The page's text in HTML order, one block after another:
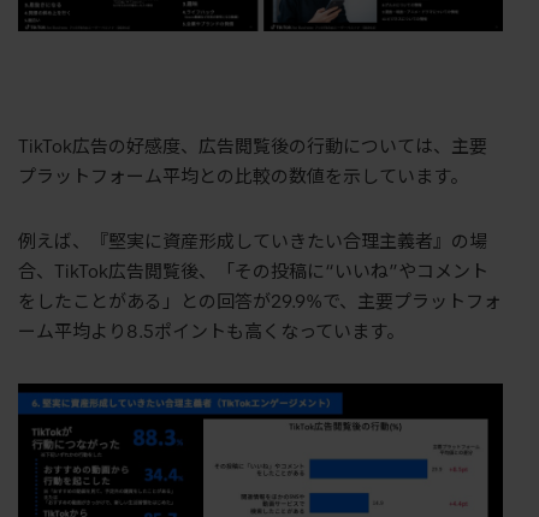
TikTok広告の好感度、広告閲覧後の行動については、主要
プラットフォーム平均との比較の数値を示しています。
例えば、『堅実に資産形成していきたい合理主義者』の場
合、TikTok広告閲覧後、「その投稿に“いいね”やコメント
をしたことがある」との回答が29.9%で、主要プラットフォ
ーム平均より8.5ポイントも高くなっています。